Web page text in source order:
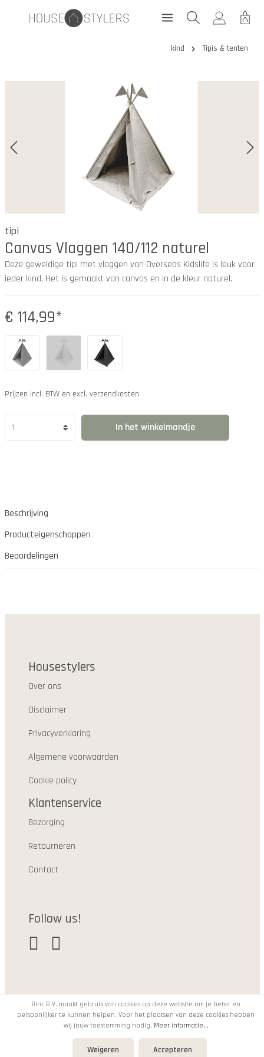
kind Tipis & tenten
tipi
Canvas Vlaggen 140/112 naturel
Deze geweldige tipi met vlaggen van Overseas Kidslife is leuk voor
ieder kind. Het is gemaakt van canvas en in de kleur naturel.
€ 114,99*
Prijzen incl. BTW en excl. verzendkosten
In het winkelmandje
Beschrijving
Producteigenschappen
Beoordelingen
Housestylers
Over ons
Disclaimer
Privacyverklaring
Algemene voorwaarden
Cookie policy
Klantenservice
Bezorging
Retourneren
Contact
Follow us!
© 2021
Binc B.V. maakt gebruik van cookies op deze website om je beter en
persoonlijker te kunnen helpen. Voor het plaatsen van deze cookies hebben
wij jouw toestemming nodig. Meer informatie...
Weigeren Accepteren